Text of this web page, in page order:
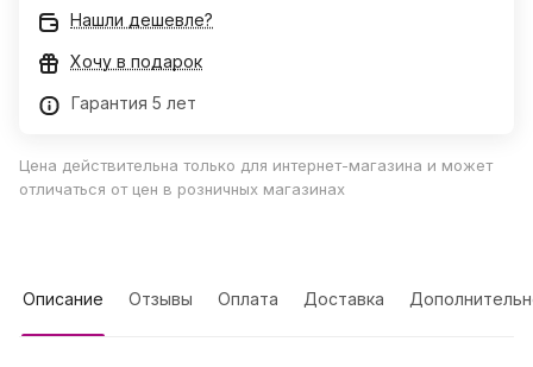
Нашли дешевле?
Хочу в подарок
Гарантия 5 лет
Цена действительна только для интернет-магазина и может
отличаться от цен в розничных магазинах
Описание Отзывы Оплата Доставка